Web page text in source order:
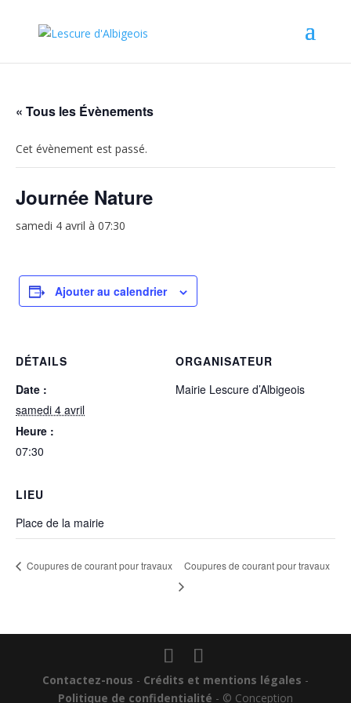
« Tous les Évènements
Cet évènement est passé.
Journée Nature
samedi 4 avril à 07:30
Ajouter au calendrier
DÉTAILS
Date :
samedi 4 avril
Heure :
07:30
ORGANISATEUR
Mairie Lescure d’Albigeois
LIEU
Place de la mairie
Coupures de courant pour travaux Coupures de courant pour travaux
Contactez-nous - Crédits et mentions légales -
Politique de confidentialité - © Conception